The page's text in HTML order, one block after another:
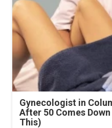
Gynecologist in
After 50 Comes
This)